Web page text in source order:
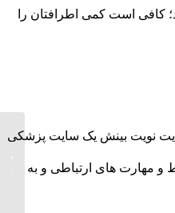
کافی است کمی اطرافتان را
نویت بینش یک سایت پزشکی
و مهارت های ارتباطی و به